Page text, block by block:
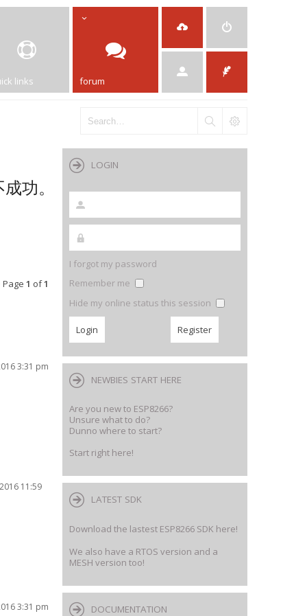
links forum
功。
Page 1 of1
3:31 pm
11:59
3:31 pm
LOGIN
I forgot my password
Remember me
Hide my online status this session
NEWBIES START HERE
Are you new to ESP8266?
Unsure what to do?
Dunno where to start?
Start right here!
LATEST SDK
Download the lastest ESP8266 SDK here!
We also have a RTOS version and a
MESH version too!
DOCUMENTATION